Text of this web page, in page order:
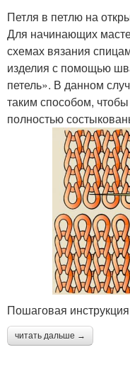
Петля в петлю на
Для начинающих
схемах вязания
изделия с помощью
петель». В данном
таким способом,
полностью
Пошаговая
читать дальше →